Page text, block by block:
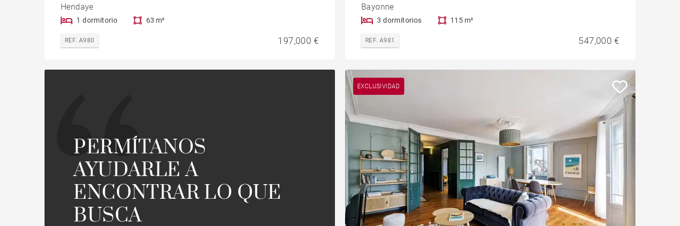
Hendaye
1 dormitorio 63 m²
REF. A980 197,000 €
Bayonne
3 dormitorios 115 m²
REF. A981 547,000 €
PERMÍTANOS
AYUDARLE A
ENCONTRAR LO QUE
BUSCA
EXCLUSIVIDAD